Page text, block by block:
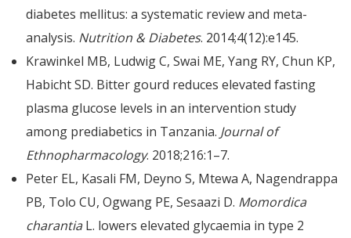
diabetes mellitus: a systematic review and meta-
analysis. Nutrition & Diabetes. 2014;4(12):e145.
Krawinkel MB, Ludwig C, Swai ME, Yang RY, Chun KP,
Habicht SD. Bitter gourd reduces elevated fasting
plasma glucose levels in an intervention study
among prediabetics in Tanzania. Journal of
Ethnopharmacology. 2018;216:1–7.
Peter EL, Kasali FM, Deyno S, Mtewa A, Nagendrappa
PB, Tolo CU, Ogwang PE, Sesaazi D. Momordica
charantiaL. lowers elevated glycaemia in type 2